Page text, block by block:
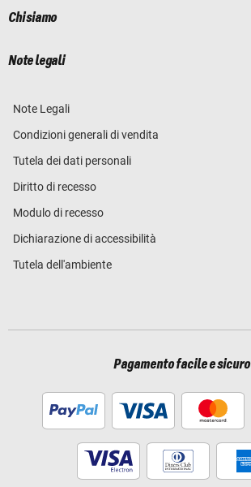
Chi siamo
Note legali
Note Legali
Condizioni generali di vendita
Tutela dei dati personali
Diritto di recesso
Modulo di recesso
Dichiarazione di accessibilità
Tutela dell'ambiente
Pagamento facile e sicuro